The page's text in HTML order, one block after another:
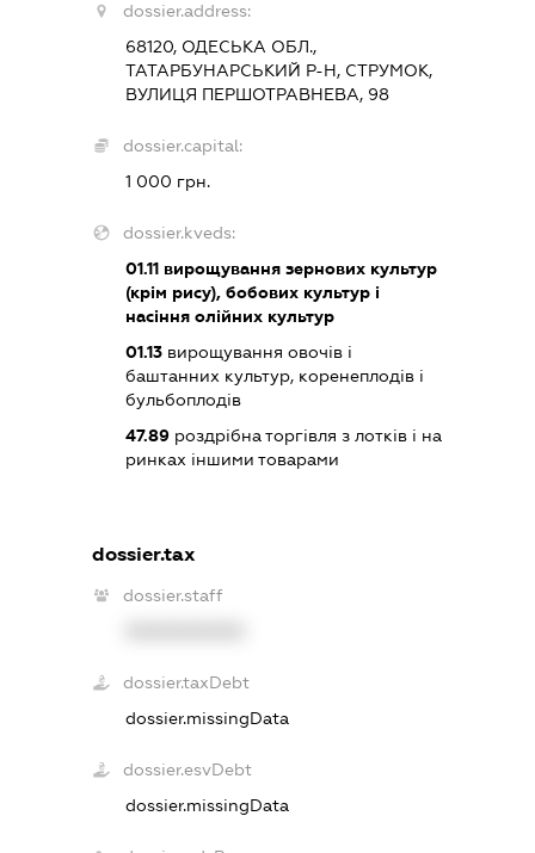
dossier.address:
68120, ОДЕСЬКА ОБЛ.,
ТАТАРБУНАРСЬКИЙ Р-Н, СТРУМОК,
ВУЛИЦЯ ПЕРШОТРАВНЕВА, 98
dossier.capital:
1 000 грн.
dossier.kveds:
01.11 вирощування зернових культур
(крім рису), бобових культур і
насіння олійних культур
01.13 вирощування овочів і
баштанних культур, коренеплодів і
бульбоплодів
47.89 роздрібна торгівля з лотків і на
ринках іншими товарами
dossier.tax
dossier.staff
dossier.taxDebt
dossier.missingData
dossier.esvDebt
dossier.missingData